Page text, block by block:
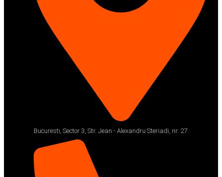
Bucuresti, Sector 3, Str. Jean - Alexandru Steriadi, nr. 27.